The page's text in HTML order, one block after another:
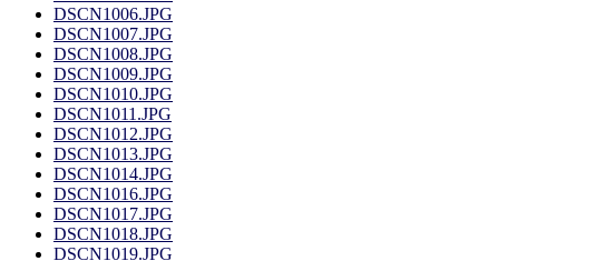
DSCN1006.JPG
DSCN1007.JPG
DSCN1008.JPG
DSCN1009.JPG
DSCN1010.JPG
DSCN1011.JPG
DSCN1012.JPG
DSCN1013.JPG
DSCN1014.JPG
DSCN1016.JPG
DSCN1017.JPG
DSCN1018.JPG
DSCN1019.JPG